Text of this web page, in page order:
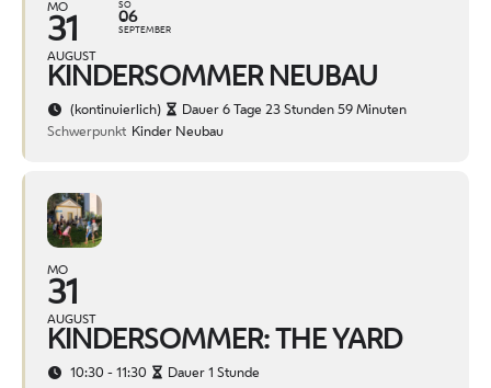
MO
31
AUGUST
SO
06
SEPTEMBER
KINDERSOMMER NEUBAU
(kontinuierlich)
Dauer 6 Tage 23 Stunden 59 Minuten
Schwerpunkt Kinder Neubau
MO
31
AUGUST
KINDERSOMMER: THE YARD
10:30 - 11:30
Dauer 1 Stunde